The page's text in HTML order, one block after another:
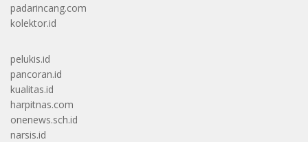
padarincang.com
kolektor.id
pelukis.id
pancoran.id
kualitas.id
harpitnas.com
onenews.sch.id
narsis.id